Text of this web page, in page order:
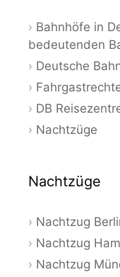
Bahnhöfe in
bedeutenden
Deutsche
DB
Nachtzüge
Nachtzüge
Nachtzug
Nachtzug
Nachtzug